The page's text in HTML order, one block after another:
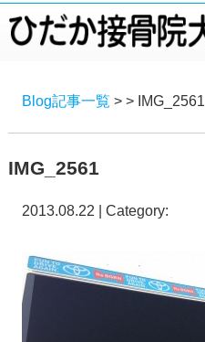
Blog記事一覧 > > IMG_2561
IMG_2561
2013.08.22 | Category: